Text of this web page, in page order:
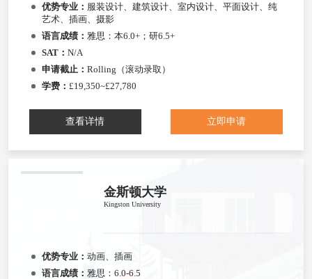
优势专业： 服装设计、建筑设计、室内设计、平面设计、纯
艺术、插画、摄影
语言成绩： 雅思：本6.0+；研6.5+
SAT： N/A
申请截止： Rolling（滚动录取）
学费： £19,350~£27,780
查看详情 立即申请
金斯顿大学
Kingston University
优势专业： 动画、插画
语言成绩： 雅思：6.0-6.5